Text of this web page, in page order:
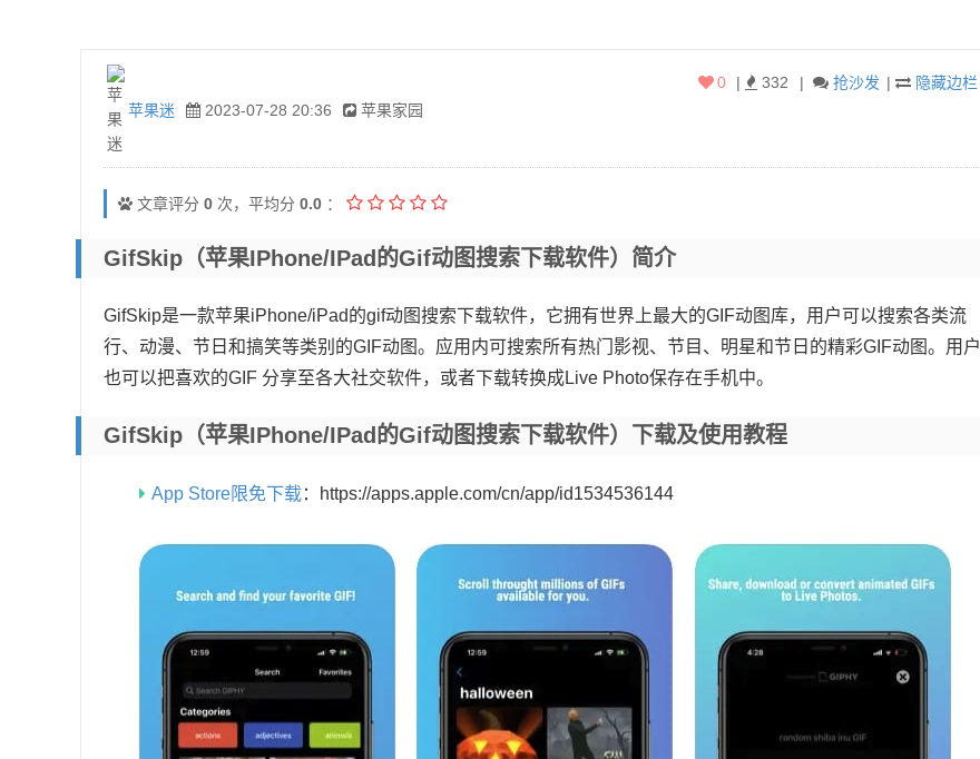
苹果迷 2023-07-28 20:36 苹果家园
| 隐藏边栏
| 抢沙发
| 332
0
文章评分 0 次，平均分 0.0 ：
GifSkip（苹果iPhone/iPad的gif动图搜索下载软件）简介
GifSkip是一款苹果iPhone/iPad的gif动图搜索下载软件，它拥有世界上最大的GIF动图库，用户可以搜索各类流
行、动漫、节日和搞笑等类别的GIF动图。应用内可搜索所有热门影视、节目、明星和节日的精彩GIF动图。用户
也可以把喜欢的GIF 分享至各大社交软件，或者下载转换成Live Photo保存在手机中。
GifSkip（苹果iPhone/iPad的gif动图搜索下载软件）下载及使用教程
App Store限免下载：https://apps.apple.com/cn/app/id1534536144